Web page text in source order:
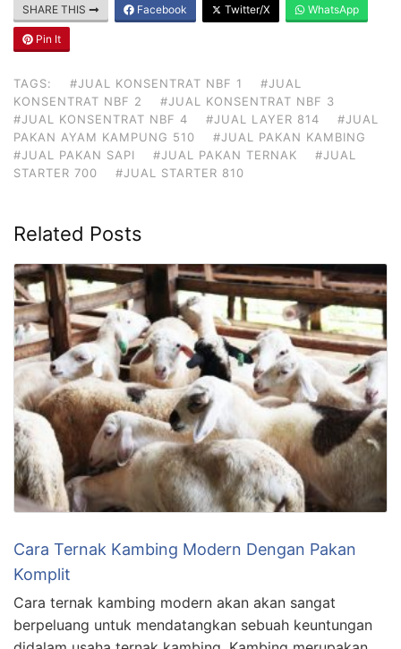
SHARE THIS Facebook Twitter/X WhatsApp
Pin It
TAGS: #JUAL KONSENTRAT NBF 1
#JUAL
KONSENTRAT NBF 2
#JUAL KONSENTRAT NBF 3
#JUAL KONSENTRAT NBF 4
#JUAL LAYER 814
#JUAL
PAKAN AYAM KAMPUNG 510
#JUAL PAKAN KAMBING
#JUAL PAKAN SAPI
#JUAL PAKAN TERNAK
#JUAL
STARTER 700
#JUAL STARTER 810
Related Posts
Cara Ternak Kambing Modern Dengan Pakan
Komplit
Cara ternak kambing modern akan akan sangat
berpeluang untuk mendatangkan sebuah keuntungan